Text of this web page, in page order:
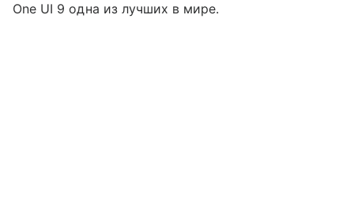
One UI 9 одна из лучших в мире.